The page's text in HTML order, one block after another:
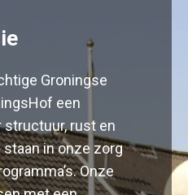
Groningse
een
structuur, rust en
in onze zorg
Onze